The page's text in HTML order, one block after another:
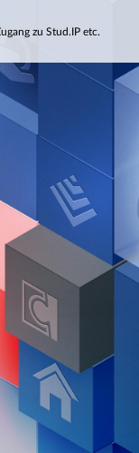
zu Stud.IP etc.